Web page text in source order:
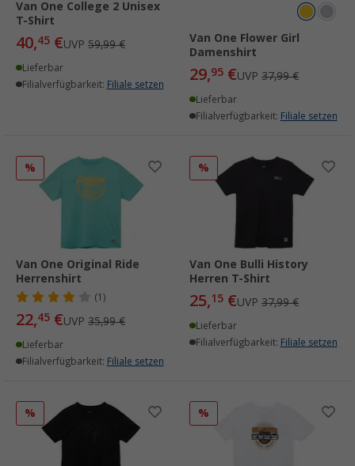
Van One College 2 Unisex
T-Shirt
40,45 €UVP 59,99 €
Lieferbar
Filialverfügbarkeit: Filiale setzen
Van One Flower Girl
Damenshirt
29,95 €UVP 37,99 €
Lieferbar
Filialverfügbarkeit: Filiale setzen
%
Van One Original Ride
Herrenshirt
(1)
22,45 €UVP 35,99 €
Lieferbar
Filialverfügbarkeit: Filiale setzen
%
Van One Bulli History
Herren T-Shirt
25,15 €UVP 37,99 €
Lieferbar
Filialverfügbarkeit: Filiale setzen
% %